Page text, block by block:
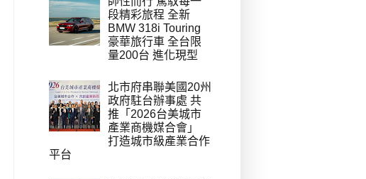
段精彩旅程 全新
BMW 318i Touring
豪華旅行車 全台限
量200台 進化現型
北市府串聯美國20州
政府駐台辦事處 共
推「2026台美城市
產業商機媒合會」
打造城市級產業合作
平台